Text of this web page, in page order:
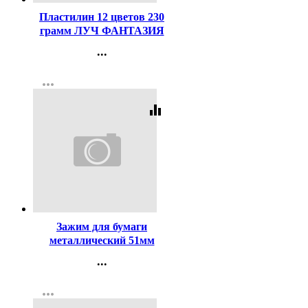
Пластилин 12 цветов 230
грамм ЛУЧ ФАНТАЗИЯ
серебряный картонная
...
Регистрация
more_horiz
equalizer
Зажим для бумаги
металлический 51мм
...
Регистрация
more_horiz